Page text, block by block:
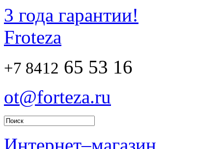
3 года гарантии!
Froteza
+7 8412 65 53 16
ot@forteza.ru